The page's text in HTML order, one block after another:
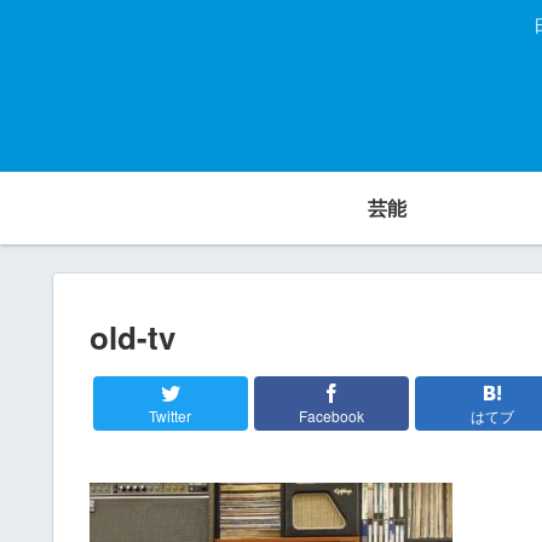
芸能
old-tv
Twitter Facebook はてブ